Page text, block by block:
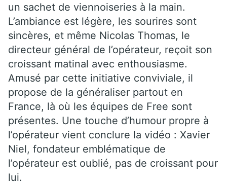
un sachet de viennoiseries à la main.
L’ambiance est légère, les sourires sont
sincères, et même Nicolas Thomas, le
directeur général de l’opérateur, reçoit son
croissant matinal avec enthousiasme.
Amusé par cette initiative conviviale, il
propose de la généraliser partout en
France, là où les équipes de Free sont
présentes. Une touche d’humour propre à
l’opérateur vient conclure la vidéo : Xavier
Niel, fondateur emblématique de
l’opérateur est oublié, pas de croissant pour
lui.